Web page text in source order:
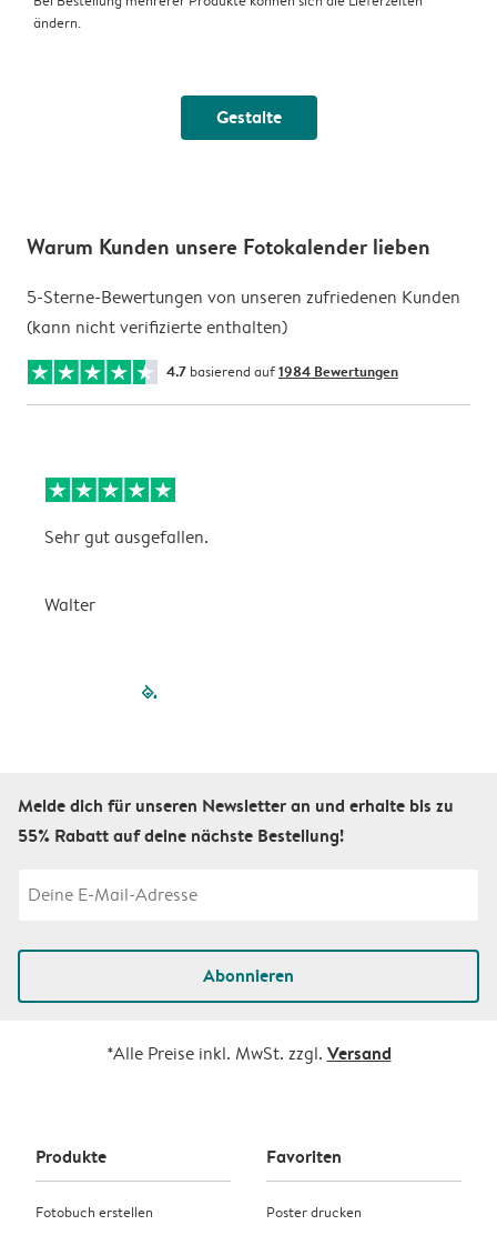
ändern.
Gestalte
Warum Kunden unsere Fotokalender lieben
5-Sterne-Bewertungen von unseren zufriedenen Kunden
(kann nicht verifizierte enthalten)
4.7 basierend auf1984 Bewertungen
Sehr gut ausgefallen.
Walter
filled-pagination
Melde dich für unseren Newsletter an und erhalte bis zu
55% Rabatt auf deine nächste Bestellung!
Abonnieren
*Alle Preise inkl. MwSt. zzgl. Versand
Produkte
Fotobuch erstellen
Favoriten
Poster drucken